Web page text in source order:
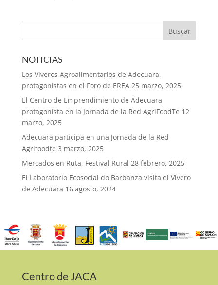
NOTICIAS
Los Viveros Agroalimentarios de Adecuara,
protagonistas en el Foro de EREA 25 marzo, 2025
El Centro de Emprendimiento de Adecuara,
protagonista en la Jornada de la Red AgriFoodTe 12
marzo, 2025
Adecuara participa en una Jornada de la Red
Agrifoodte 3 marzo, 2025
Mercados en Ruta, Festival Rural 28 febrero, 2025
El Laboratorio Ecosocial do Barbanza visita el Vivero
de Adecuara 16 agosto, 2024
Centro de JACA